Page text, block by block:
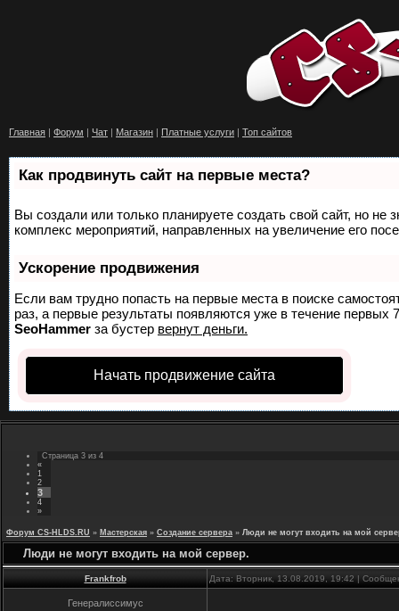
Главная | Форум | Чат | Магазин | Платные услуги | Топ сайтов
Как продвинуть сайт на первые места?
Вы создали или только планируете создать свой сайт, но не
комплекс мероприятий, направленных на увеличение его
Ускорение продвижения
Если вам трудно попасть на первые места в поиске
раз, а первые результаты появляются уже в течение первых
SeoHammer за бустер вернут деньги.
Начать продвижение сайта
Страница 3 из 4
«
1
2
3
4
»
Форум CS-HLDS.RU » Мастерская » Создание сервера » Люди не могут входить на мой
Люди не могут входить на мой сервер.
Frankfrob Дата: Вторник, 13.08.2019, 19:42 |
Генералиссимус